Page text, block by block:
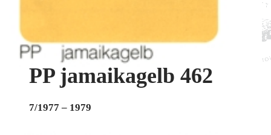
PP jamaikagelb 462
7/1977 – 1979